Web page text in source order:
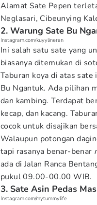
Alamat Sate Pepen
Neglasari, Cibeunying
2. Warung Sate Bu
Instagram.com/kuyylineran
Ini salah satu sate yang
biasanya ditemukan di
Taburan koya di atas
Bu Ngantuk. Ada pilihan
dan kambing. Terdapat
kecap, dan kacang.
cocok untuk disajikan
Walaupun potongan
tapi rasanya benar-benar
ada di Jalan Ranca
pukul 09.00-00.00 WIB.
3. Sate Asin Pedas
Instagram.com/mytummylife